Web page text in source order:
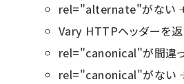
rel="alternate"がない ――
Vary HTTPヘッダーを返
rel="canonical"が間違っ
rel="canonical"がない